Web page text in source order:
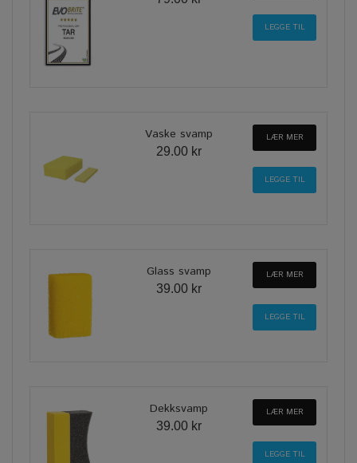
Vaske svamp
29.00 kr
LÆR MER
Glass svamp
39.00 kr
LÆR MER
Dekksvamp
39.00 kr
LÆR MER